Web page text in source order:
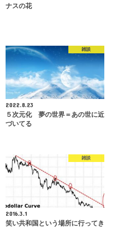
ナスの花
雑談
2022.8.23
５次元化 夢の世界＝あの世に近
づいてる
雑談
2016.3.1
笑い共和国という場所に行ってき